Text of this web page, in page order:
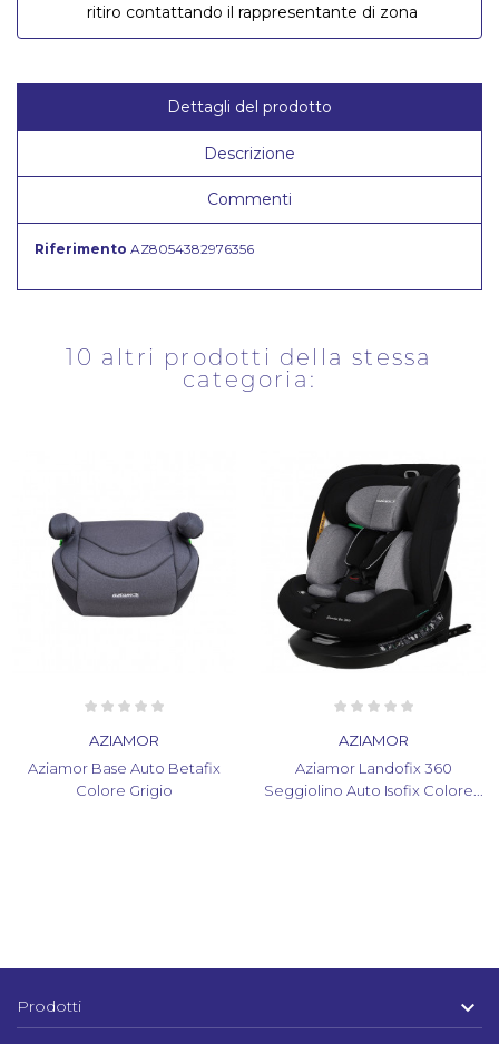
ritiro contattando il rappresentante di zona
Dettagli del prodotto
Descrizione
Commenti
Riferimento AZ8054382976356
10 altri prodotti della stessa
categoria:
AZIAMOR
Aziamor Base Auto Betafix
Colore Grigio
AZIAMOR
Aziamor Landofix 360
Seggiolino Auto Isofix Colore...
Prodotti 